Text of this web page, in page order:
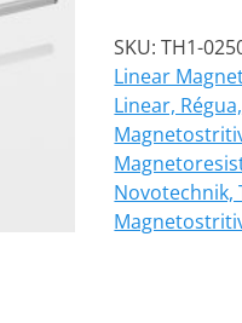
102-
225-
102
quantidade
SKU:TH1-
Linear
Linear,
Novotechnik,